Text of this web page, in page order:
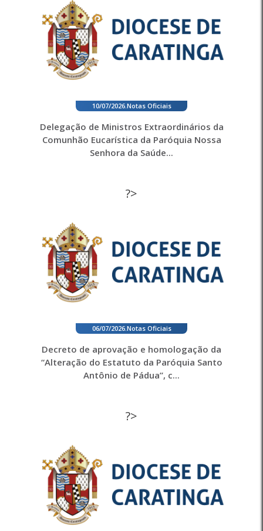
10/07/2026. Notas Oficiais
Delegação de Ministros Extraordinários da
Comunhão Eucarística da Paróquia Nossa
Senhora da Saúde...
?>
06/07/2026. Notas Oficiais
Decreto de aprovação e homologação da
“Alteração do Estatuto da Paróquia Santo
Antônio de Pádua”, c...
?>